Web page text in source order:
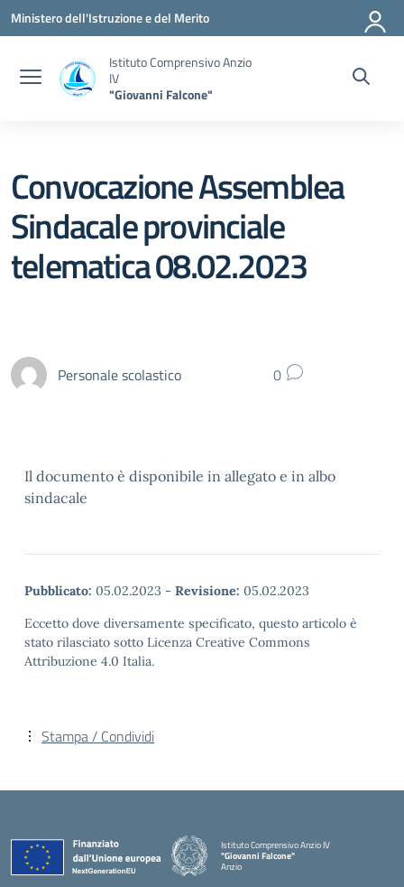
Vai ai contenuti
Vai al menu di navigazione
Vai al footer
Ministero dell'Istruzione e del Merito
Istituto Comprensivo Anzio
IV
"Giovanni Falcone"
Convocazione Assemblea
Sindacale provinciale
telematica 08.02.2023
Personale scolastico 0
Il documento è disponibile in allegato e in albo
sindacale
Pubblicato: 05.02.2023 - Revisione: 05.02.2023
Eccetto dove diversamente specificato, questo articolo è
stato rilasciato sotto Licenza Creative Commons
Attribuzione 4.0 Italia.
Stampa / Condividi
Istituto Comprensivo Anzio IV
"Giovanni Falcone"
Anzio